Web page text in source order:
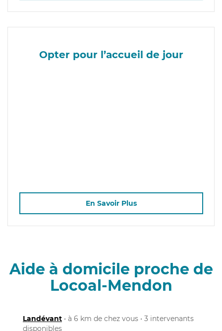
Opter pour l’accueil de jour
En Savoir Plus
Aide à domicile proche de
Locoal-Mendon
Landévant • à 6 km de chez vous • 3 intervenants
disponibles